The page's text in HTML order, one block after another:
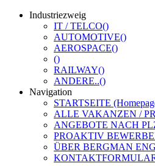
Industriezweig
IT / TELCO()
AUTOMOTIVE()
AEROSPACE()
()
RAILWAY()
ANDERE..()
Navigation
STARTSEITE
ALLE VAKANZEN /
ANGEBOTE NACH
PROAKTIV
ÜBER BERGMAN